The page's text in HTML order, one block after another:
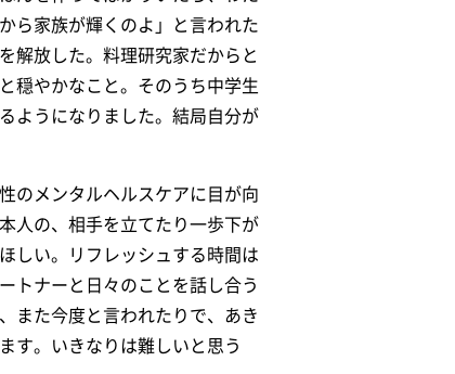
ら家族が輝くのよ」と言われた
解放した。料理研究家だからと
穏やかなこと。そのうち中学生
ようになりました。結局自分が
のメンタルヘルスケアに目が向
人の、相手を立てたり一歩下が
しい。リフレッシュする時間は
トナーと日々のことを話し合う
また今度と言われたりで、あき
す。いきなりは難しいと思う